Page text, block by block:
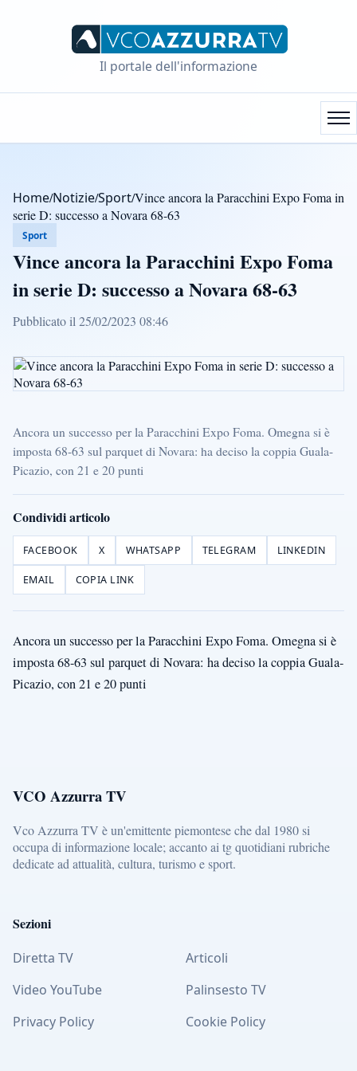
Il portale dell'informazione
Home/Notizie/Sport/Vince ancora la Paracchini Expo Foma in
serie D: successo a Novara 68-63
Sport
Vince ancora la Paracchini Expo Foma
in serie D: successo a Novara 68-63
Pubblicato il 25/02/2023 08:46
Ancora un successo per la Paracchini Expo Foma. Omegna si è
imposta 68-63 sul parquet di Novara: ha deciso la coppia Guala-
Picazio, con 21 e 20 punti
Condividi articolo
FACEBOOK X WHATSAPP TELEGRAM LINKEDIN
EMAIL COPIA LINK
Ancora un successo per la Paracchini Expo Foma. Omegna si è
imposta 68-63 sul parquet di Novara: ha deciso la coppia Guala-
Picazio, con 21 e 20 punti
VCO Azzurra TV
Vco Azzurra TV è un'emittente piemontese che dal 1980 si
occupa di informazione locale; accanto ai tg quotidiani rubriche
dedicate ad attualità, cultura, turismo e sport.
Sezioni
Diretta TV
Articoli
Video YouTube
Palinsesto TV
Privacy Policy
Cookie Policy